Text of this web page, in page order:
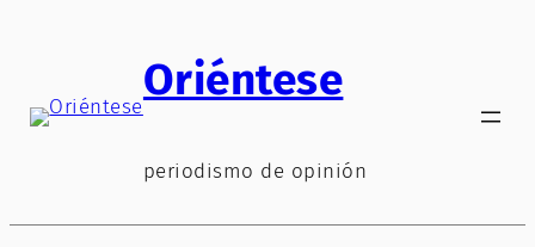
Oriéntese
periodismo de opinión